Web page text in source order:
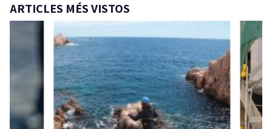
ARTICLES MÉS VISTOS